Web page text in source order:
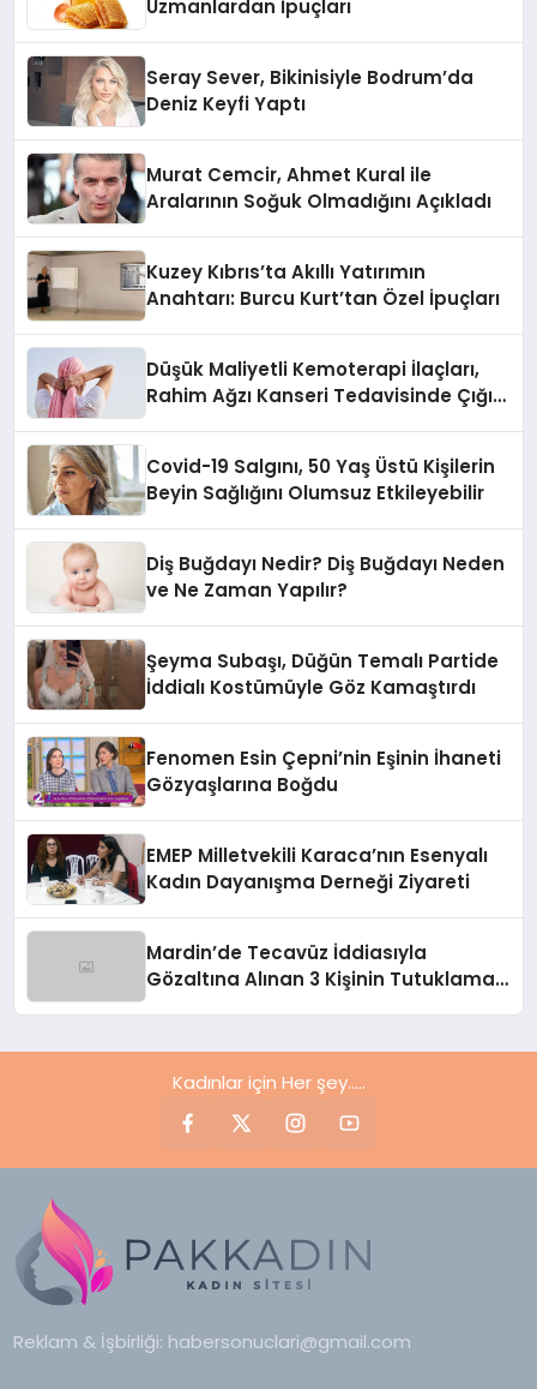
Uzmanlardan İpuçları
Seray Sever, Bikinisiyle Bodrum’da
Deniz Keyfi Yaptı
Murat Cemcir, Ahmet Kural ile
Aralarının Soğuk Olmadığını Açıkladı
Kuzey Kıbrıs’ta Akıllı Yatırımın
Anahtarı: Burcu Kurt’tan Özel İpuçları
Düşük Maliyetli Kemoterapi İlaçları,
Rahim Ağzı Kanseri Tedavisinde Çığır
Covid-19 Salgını, 50 Yaş Üstü Kişilerin
Beyin Sağlığını Olumsuz Etkileyebilir
Diş Buğdayı Nedir? Diş Buğdayı Neden
ve Ne Zaman Yapılır?
Şeyma Subaşı, Düğün Temalı Partide
İddialı Kostümüyle Göz Kamaştırdı
Fenomen Esin Çepni’nin Eşinin İhaneti
Gözyaşlarına Boğdu
EMEP Milletvekili Karaca’nın Esenyalı
Kadın Dayanışma Derneği Ziyareti
Mardin’de Tecavüz İddiasıyla
Gözaltına Alınan 3 Kişinin Tutuklama
Kadınlar için Her şey.....
Reklam & İşbirliği: habersonuclari@gmail.com